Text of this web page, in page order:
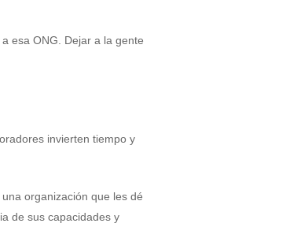
esa ONG. Dejar a la gente
invierten tiempo y
organización que les dé
de sus capacidades y